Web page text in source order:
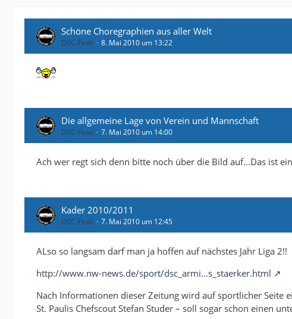
Schöne Choregraphien aus aller Welt
DSC-Feak 8. Mai 2010 um 13:22
Die allgemeine Lage von Verein und Mannschaft
DSC-Feak 7. Mai 2010 um 14:00
Ach wer regt sich denn bitte noch über die Bild auf...Das ist
Kader 2010/2011
DSC-Feak 7. Mai 2010 um 12:45
ALso so langsam darf man ja hoffen auf nächstes Jahr Liga 2!!
http://www.nw-news.de/sport/dsc_armi…s_staerker.html
Nach Informationen dieser Zeitung wird auf sportlicher Seite
St. Paulis Chefscout Stefan Studer – soll sogar schon einen